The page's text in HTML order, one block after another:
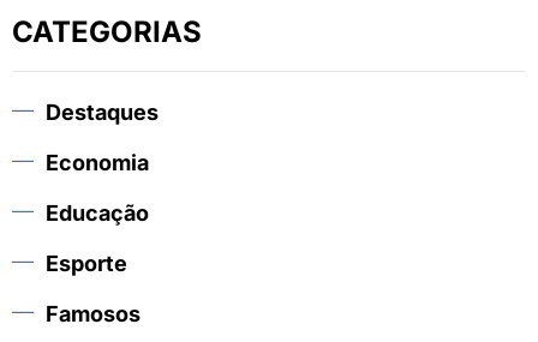
CATEGORIAS
Destaques
Economia
Educação
Esporte
Famosos